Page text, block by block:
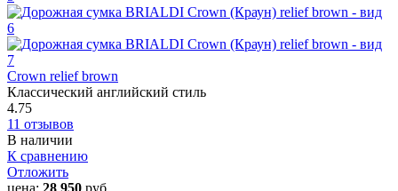
Crown relief brown
Классический английский стиль
4.75
11 отзывов
В наличии
К сравнению
Отложить
цена: 28 950 руб.